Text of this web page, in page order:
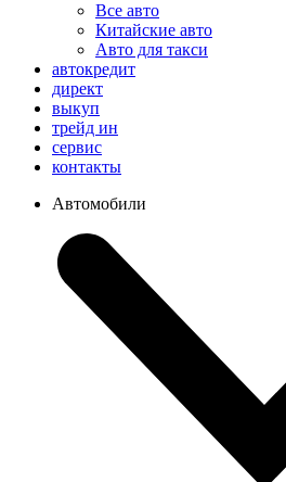
Все авто
Китайские авто
Авто для такси
автокредит
директ
выкуп
трейд ин
сервис
контакты
Автомобили